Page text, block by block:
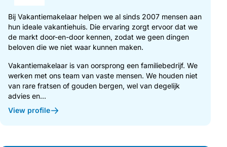
Bij Vakantiemakelaar helpen we al sinds 2007 mensen aan
hun ideale vakantiehuis. Die ervaring zorgt ervoor dat we
de markt door-en-door kennen, zodat we geen dingen
beloven die we niet waar kunnen maken.
Vakantiemakelaar is van oorsprong een familiebedrijf. We
werken met ons team van vaste mensen. We houden niet
van rare fratsen of gouden bergen, wel van degelijk
advies en...
View profile